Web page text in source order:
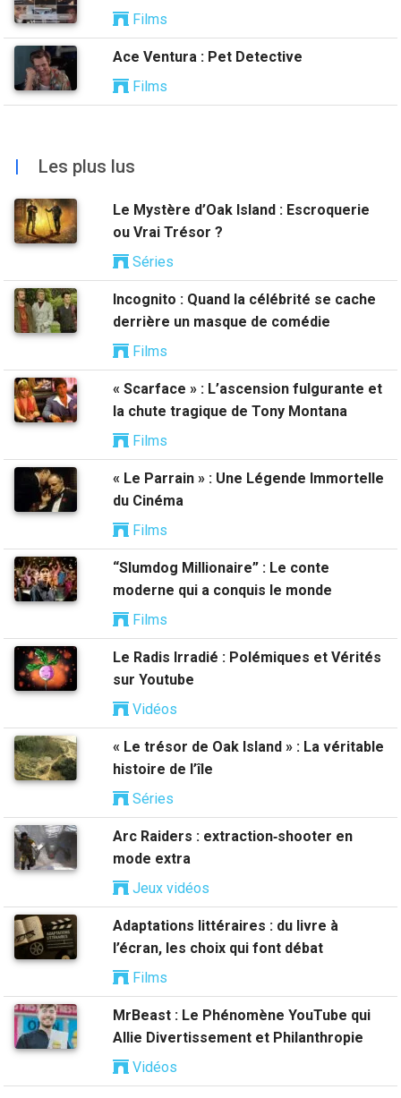
Films
Ace Ventura : Pet Detective
Films
| Les plus lus
Le Mystère d’Oak Island : Escroquerie
ou Vrai Trésor ?
Séries
Incognito : Quand la célébrité se cache
derrière un masque de comédie
Films
« Scarface » : L’ascension fulgurante et
la chute tragique de Tony Montana
Films
« Le Parrain » : Une Légende Immortelle
du Cinéma
Films
“Slumdog Millionaire” : Le conte
moderne qui a conquis le monde
Films
Le Radis Irradié : Polémiques et Vérités
sur Youtube
Vidéos
« Le trésor de Oak Island » : La véritable
histoire de l’île
Séries
Arc Raiders : extraction‑shooter en
mode extra
Jeux vidéos
Adaptations littéraires : du livre à
l’écran, les choix qui font débat
Films
MrBeast : Le Phénomène YouTube qui
Allie Divertissement et Philanthropie
Vidéos